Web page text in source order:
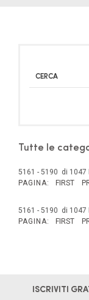
Tutte le
5161 - 5190 di 1047
PAGINA:
FIRST
5161 - 5190 di 1047
PAGINA:
FIRST
ISCRIVITI